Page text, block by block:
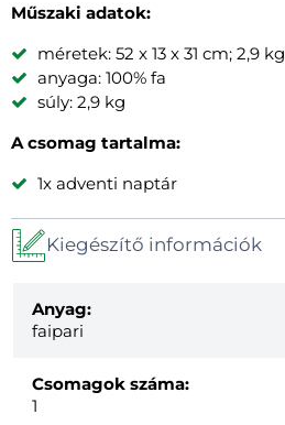
Műszaki adatok:
méretek: 52 x 13 x 31 cm; 2,9 kg
anyaga: 100% fa
súly: 2,9 kg
A csomag tartalma:
1x adventi naptár
Kiegészítő információk
Anyag:
faipari
Csomagok száma:
1